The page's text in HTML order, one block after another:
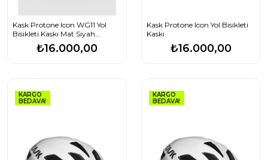
Kask Protone Icon WG11 Yol
Bisikleti Kaskı Mat Siyah
Medium₺16.000,00
Kask Protone Icon Yol Bisikleti
Kaskı
₺16.000,00
KARGO
BEDAVA!
KARGO
BEDAVA!